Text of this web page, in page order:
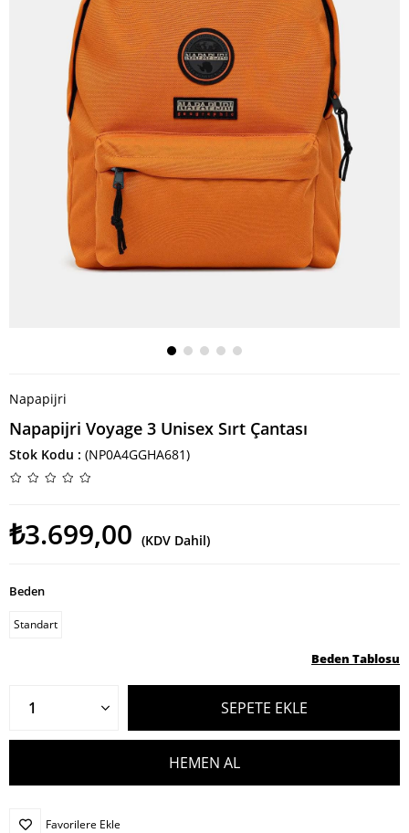
Napapijri
Napapijri Voyage 3 Unisex Sırt Çantası
Stok Kodu (NP0A4GGHA681)
₺3.699,00 (KDV Dahil)
Beden
Standart
Beden Tablosu
Favorilere Ekle